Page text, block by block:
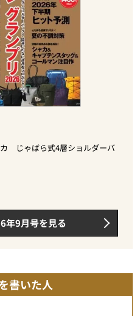
じゃばら式4層ショルダーバ
年9月号を見る
書いた人